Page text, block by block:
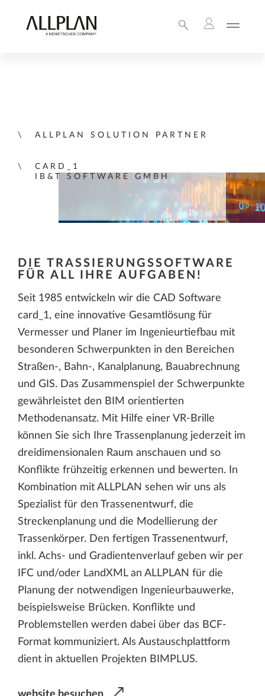
ALLPLAN SOLUTION PARTNER
CARD_1
IB&T SOFTWARE GMBH
DIE TRASSIERUNGSSOFTWARE
FÜR ALL IHRE AUFGABEN!
Seit 1985 entwickeln wir die CAD Software
card_1, eine innovative Gesamtlösung für
Vermesser und Planer im Ingenieurtiefbau mit
besonderen Schwerpunkten in den Bereichen
Straßen-, Bahn-, Kanalplanung, Bauabrechnung
und GIS. Das Zusammenspiel der Schwerpunkte
gewährleistet den BIM orientierten
Methodenansatz. Mit Hilfe einer VR-Brille
können Sie sich Ihre Trassenplanung jederzeit im
dreidimensionalen Raum anschauen und so
Konflikte frühzeitig erkennen und bewerten. In
Kombination mit ALLPLAN sehen wir uns als
Spezialist für den Trassenentwurf, die
Streckenplanung und die Modellierung der
Trassenkörper. Den fertigen Trassenentwurf,
inkl. Achs- und Gradientenverlauf geben wir per
IFC und/oder LandXML an ALLPLAN für die
Planung der notwendigen Ingenieurbauwerke,
beispielsweise Brücken. Konflikte und
Problemstellen werden dabei über das BCF-
Format kommuniziert. Als Austauschplattform
dient in aktuellen Projekten BIMPLUS.
website besuchen